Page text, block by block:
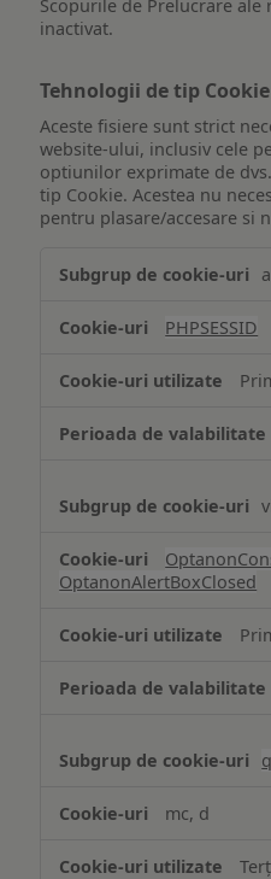
Scopurile de Prelucrare
inactivat.
Tehnologii de tip
Aceste fisiere sunt strict
website-ului, inclusiv cele
optiunilor exprimate de
tip Cookie. Acestea nu
pentru plasare/accesare si
de
Cookie
necesare
PHPSESSID
OptanonAlertBoxClosed
mc, d
Terț